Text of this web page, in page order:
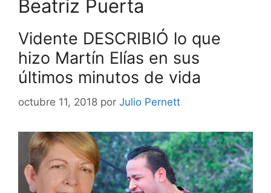
Beatriz Puerta
Vidente DESCRIBIÓ lo que
hizo Martín Elías en sus
últimos minutos de vida
octubre 11, 2018 por Julio Pernett